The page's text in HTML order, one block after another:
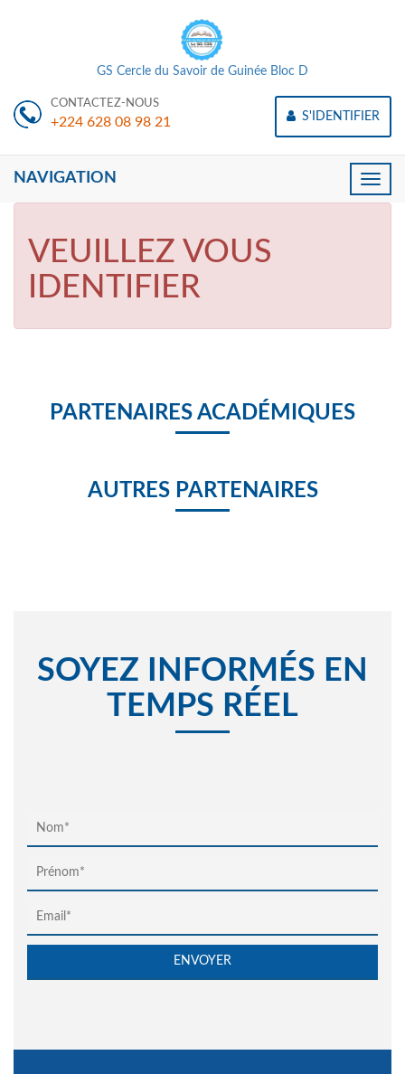
GS Cercle du Savoir de Guinée Bloc D
CONTACTEZ-NOUS
+224 628 08 98 21 S'IDENTIFIER
Toggle
NAVIGATION
VEUILLEZ VOUS
IDENTIFIER
PARTENAIRES ACADÉMIQUES
AUTRES PARTENAIRES
SOYEZ INFORMÉS EN
TEMPS RÉEL